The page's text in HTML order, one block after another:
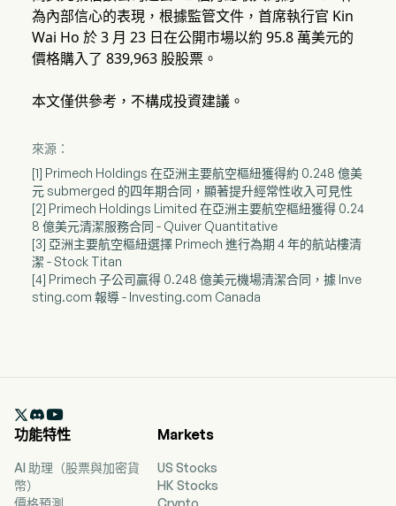
為內部信心的表現，根據監管文件，首席執行官 Kin
Wai Ho 於 3 月 23 日在公開市場以約 95.8 萬美元的
價格購入了 839,963 股股票。
本文僅供參考，不構成投資建議。
來源：
[1] Primech Holdings 在亞洲主要航空樞紐獲得約 0.248 億美
元 submerged 的四年期合同，顯著提升經常性收入可見性
[2] Primech Holdings Limited 在亞洲主要航空樞紐獲得 0.24
8 億美元清潔服務合同 - Quiver Quantitative
[3] 亞洲主要航空樞紐選擇 Primech 進行為期 4 年的航站樓清
潔 - Stock Titan
[4] Primech 子公司贏得 0.248 億美元機場清潔合同，據 Inve
sting.com 報導 - Investing.com Canada

功能特性
AI 助理（股票與加密貨
幣）
價格預測
Markets
US Stocks
HK Stocks
Crypto